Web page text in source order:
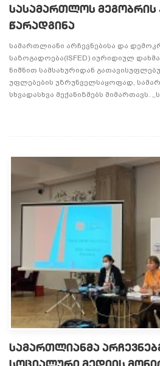
სასამართლოს მეგობრის
წარადგინა
სამართლიანი არჩევნებისა და
საზოგადოება(ISFED) იურიდიულ
ნიშნით სამსახურიდან
უფლებების უზრუნველსაყოფად,
სხვადასხვა მექანიზმებს მიმართავს.
სამართლიანმა